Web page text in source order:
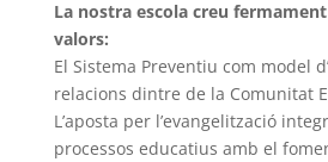
La nostra escola creu
valors:
El Sistema Preventiu com model
relacions dintre de la Comunitat
L’aposta per l’evangelització
processos educatius amb el